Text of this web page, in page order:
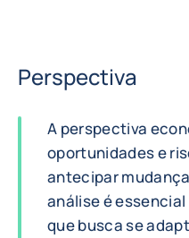
Perspectiva
A perspectiva
oportunidades e
antecipar
análise é
que busca se